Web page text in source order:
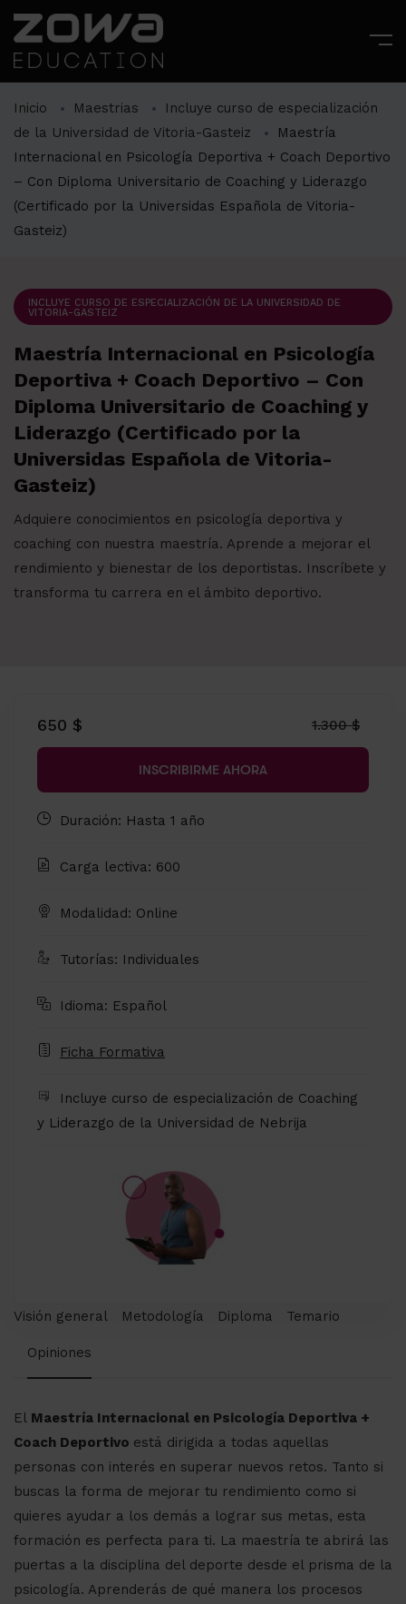
Inicio Maestrias
Incluye curso de especialización
de la Universidad de Vitoria-Gasteiz
Maestría
Internacional en Psicología Deportiva + Coach Deportivo
– Con Diploma Universitario de Coaching y Liderazgo
(Certificado por la Universidas Española de Vitoria-
Gasteiz)
INCLUYE CURSO DE ESPECIALIZACIÓN DE LA UNIVERSIDAD DE
VITORIA-GASTEIZ
Maestría Internacional en Psicología
Deportiva + Coach Deportivo – Con
Diploma Universitario de Coaching y
Liderazgo (Certificado por la
Universidas Española de Vitoria-
Gasteiz)
Adquiere conocimientos en psicología deportiva y
coaching con nuestra maestría. Aprende a mejorar el
rendimiento y bienestar de los deportistas. Inscríbete y
transforma tu carrera en el ámbito deportivo.
Visión general Metodología Diploma Temario
Opiniones
El Maestría Internacional en Psicología Deportiva +
Coach Deportivo está dirigida a todas aquellas
personas con interés en superar nuevos retos. Tanto si
buscas la forma de mejorar tu rendimiento como si
quieres ayudar a los demás a lograr sus metas, esta
formación es perfecta para ti. La maestría te abrirá las
puertas a la disciplina del deporte desde el prisma de la
psicología. Aprenderás de qué manera los procesos
650 $ 1.300 $
INSCRIBIRME AHORA
Duración: Hasta 1 año
Carga lectiva: 600
Modalidad: Online
Tutorías: Individuales
Idioma: Español
Ficha Formativa
Incluye curso de especialización de Coaching
y Liderazgo de la Universidad de Nebrija